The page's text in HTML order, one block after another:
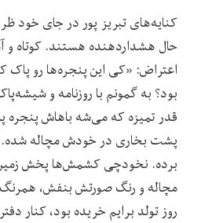
کنایه‌های تبریز پور در جای خود
حال هشداردهنده هستند. کوتاه و
اعتراض: «کی این پنجره‌ها رو پاک
بود؟ به گمونم با روزنامه و
قدر تمیزه که می‌شه باهاش
پشت بخاری در خودش مچاله شده.
برده. نخودچی ‌کشمش‌ها پخش
مچاله و رنگ صورتش بنفش،
روز تولد برایم خریده بود، کنار